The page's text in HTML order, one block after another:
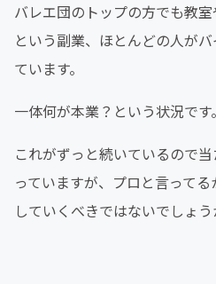
バレエ団のトップの方でも教
という副業、ほとんどの人が
ています。
一体何が本業？という状況です。
これがずっと続いているので
っていますが、プロと言って
していくべきではないでしょう